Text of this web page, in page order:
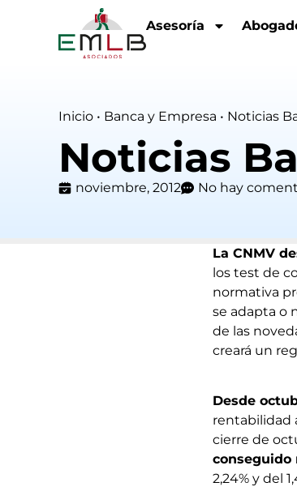
Asesoría
Inicio • Banca y Empresa • Noticias
Noticias
noviembre, 2012 No hay
La CNMV
los test de
normativa
se adapta o
de las
creará un
Desde
rentabilidad
cierre de
conseguido
2,24% y del